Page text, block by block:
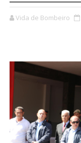
Vida de Bombeiro